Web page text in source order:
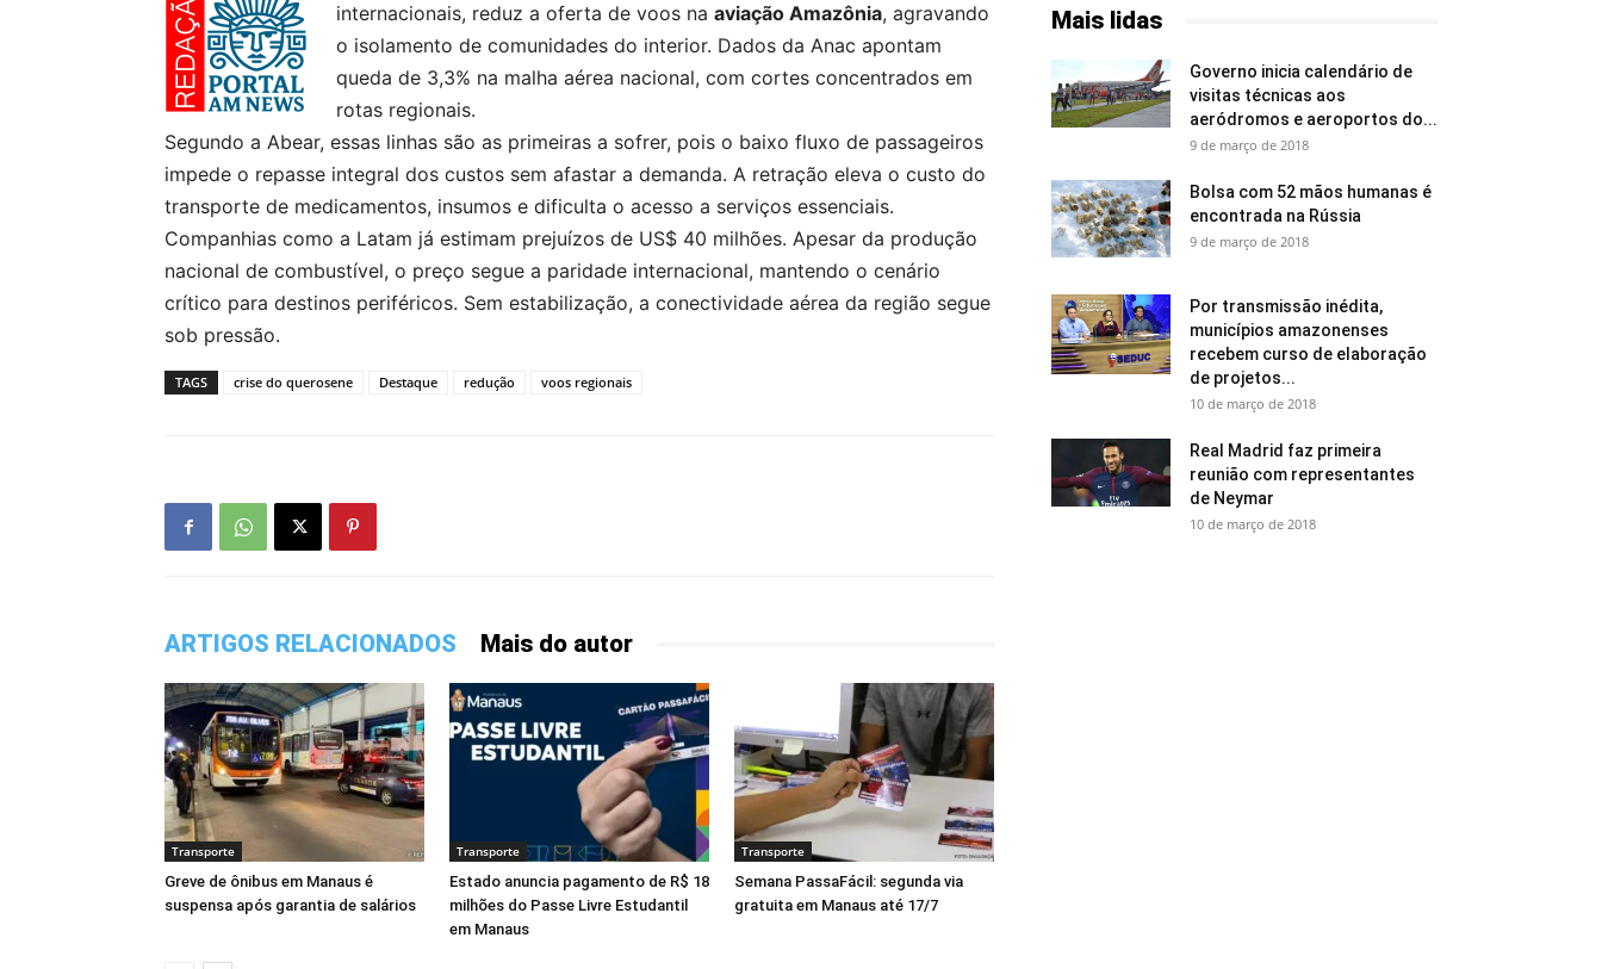
internacionais, reduz a oferta de voos na aviação Amazônia, agravando
o isolamento de comunidades do interior. Dados da Anac apontam
queda de 3,3% na malha aérea nacional, com cortes concentrados em
rotas regionais.
Segundo a Abear, essas linhas são as primeiras a sofrer, pois o baixo fluxo de passageiros
impede o repasse integral dos custos sem afastar a demanda. A retração eleva o custo do
transporte de medicamentos, insumos e dificulta o acesso a serviços essenciais.
Companhias como a Latam já estimam prejuízos de US$ 40 milhões. Apesar da produção
nacional de combustível, o preço segue a paridade internacional, mantendo o cenário
crítico para destinos periféricos. Sem estabilização, a conectividade aérea da região segue
sob pressão.
TAGS crise do querosene Destaque redução voos regionais
ARTIGOS RELACIONADOS Mais do autor
Transporte
Greve de ônibus em Manaus é
suspensa após garantia de salários
Transporte
Estado anuncia pagamento de R$ 18
milhões do Passe Livre Estudantil
em Manaus
Transporte
Semana PassaFácil: segunda via
gratuita em Manaus até 17/7
Mais lidas
Governo inicia calendário de
visitas técnicas aos
aeródromos e aeroportos do...
9 de março de 2018
Bolsa com 52 mãos humanas é
encontrada na Rússia
9 de março de 2018
Por transmissão inédita,
municípios amazonenses
recebem curso de elaboração
de projetos...
10 de março de 2018
Real Madrid faz primeira
reunião com representantes
de Neymar
10 de março de 2018